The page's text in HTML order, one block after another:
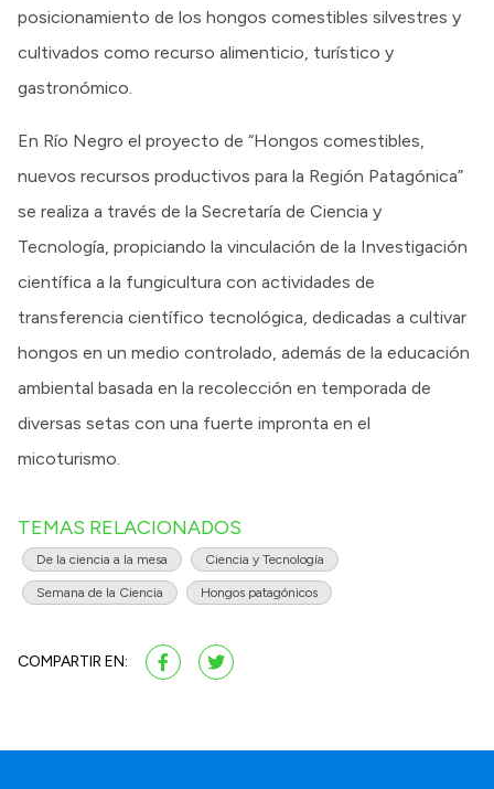
posicionamiento de los hongos comestibles silvestres y
cultivados como recurso alimenticio, turístico y
gastronómico.
En Río Negro el proyecto de “Hongos comestibles,
nuevos recursos productivos para la Región Patagónica”
se realiza a través de la Secretaría de Ciencia y
Tecnología, propiciando la vinculación de la Investigación
científica a la fungicultura con actividades de
transferencia científico tecnológica, dedicadas a cultivar
hongos en un medio controlado, además de la educación
ambiental basada en la recolección en temporada de
diversas setas con una fuerte impronta en el
micoturismo.
TEMAS RELACIONADOS
De la ciencia a la mesa Ciencia y Tecnología
Semana de la Ciencia Hongos patagónicos
COMPARTIR EN: